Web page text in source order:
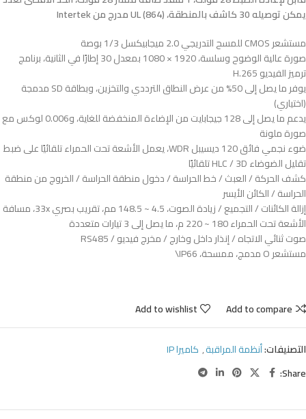
يمكن توصيله 30 كاشف بالمنطقة، UL (864) مدرج من Intertek
مستشعر CMOS للمسح التدريجي 2.0 ميجابيكسل 1/3 بوصة
صورة عالية الوضوح وسلسة، 1920 × 1080 بمعدل 30 إطارًا في الثانية، برنامج
ترميز الفيديو H.265
يوفر ما يصل إلى 50% من عرض النطاق الترددي والتخزين، وبطاقة SD مدمجة
(اختياري)
يدعم ما يصل إلى 128 جيجابايت من الإضاءة المنخفضة للغاية، و0.006 لوكس مع
صورة ملونة
ضوء نجمي فائق 120 ديسيبل WDR، يعمل الأشعة تحت الحمراء تلقائيًا على ضبط
تقليل الضوضاء HLC / 3D تلقائيًا
كشف الحركة / العبث / خط الحراسة / دخول منطقة الحراسة / الخروج من منطقة
الحراسة / الكائن الأيسر
إزالة الكائنات / التجميع / زيادة الصوت، 4.5 ~ 148.5 مم، تقريب بصري 33x، مسافة
الأشعة تحت الحمراء 180 ~ 220 م، ما يصل إلى 3 تيارات متعددة
صوت ثنائي الاتجاه / إنذار داخل وخارج / مخرج فيديو / RS485
مستشعر O مدمج، ممسحة، IP66\
Add to compare
Add to wishlist
التصنيفات:أنظمة المراقبة, كاميرا IP
Share: